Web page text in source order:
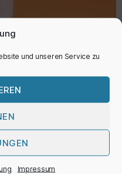
und unseren Service zu
Impressum